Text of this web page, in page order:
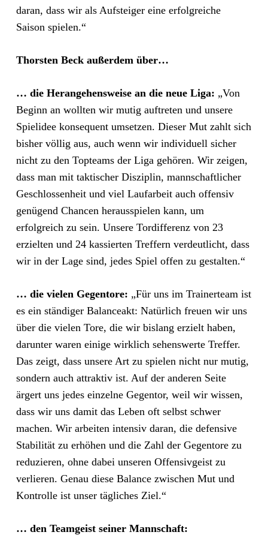
daran, dass wir als Aufsteiger eine erfolgreiche
Saison spielen.“
Thorsten Beck außerdem über…
… die Herangehensweise an die neue Liga: „Von
Beginn an wollten wir mutig auftreten und unsere
Spielidee konsequent umsetzen. Dieser Mut zahlt sich
bisher völlig aus, auch wenn wir individuell sicher
nicht zu den Topteams der Liga gehören. Wir zeigen,
dass man mit taktischer Disziplin, mannschaftlicher
Geschlossenheit und viel Laufarbeit auch offensiv
genügend Chancen herausspielen kann, um
erfolgreich zu sein. Unsere Tordifferenz von 23
erzielten und 24 kassierten Treffern verdeutlicht, dass
wir in der Lage sind, jedes Spiel offen zu gestalten.“
… die vielen Gegentore: „Für uns im Trainerteam ist
es ein ständiger Balanceakt: Natürlich freuen wir uns
über die vielen Tore, die wir bislang erzielt haben,
darunter waren einige wirklich sehenswerte Treffer.
Das zeigt, dass unsere Art zu spielen nicht nur mutig,
sondern auch attraktiv ist. Auf der anderen Seite
ärgert uns jedes einzelne Gegentor, weil wir wissen,
dass wir uns damit das Leben oft selbst schwer
machen. Wir arbeiten intensiv daran, die defensive
Stabilität zu erhöhen und die Zahl der Gegentore zu
reduzieren, ohne dabei unseren Offensivgeist zu
verlieren. Genau diese Balance zwischen Mut und
Kontrolle ist unser tägliches Ziel.“
… den Teamgeist seiner Mannschaft: